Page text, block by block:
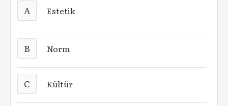
A Estetik
B Norm
C Kültür